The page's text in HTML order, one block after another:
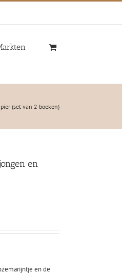
(set van 2 boeken)
en
en de